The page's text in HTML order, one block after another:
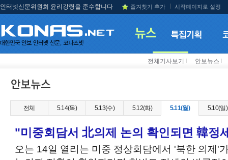
인터넷신문위원회 윤리강령을 준수합니다 즐겨찾기 추가 시작페이지로 설정
전체기사보기 안보뉴스
전체 5.14(목) 5.13(수) 5.12(화) 5.11(월) 5.10(일)
"미중회담서 北의제 논의 확인되면 韓정
오는 14일 열리는 미중 정상회담에서 '북한 의제'